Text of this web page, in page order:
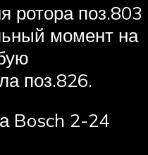
ротора поз.803
момент на
поз.826.
Bosch 2-24